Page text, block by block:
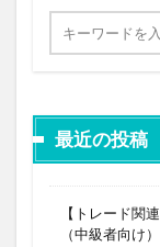
最近の投稿
【トレード関
（中級者向け）